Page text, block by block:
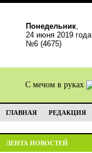
Понедельник,
24 июня 2019 года
№6 (4675)
С мечом в руках
ГЛАВНАЯ РЕДАКЦИЯ
ЛЕНТА НОВОСТЕЙ